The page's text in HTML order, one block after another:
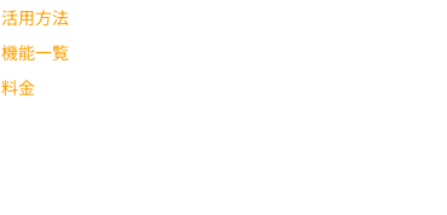
活用方法
機能一覧
料金